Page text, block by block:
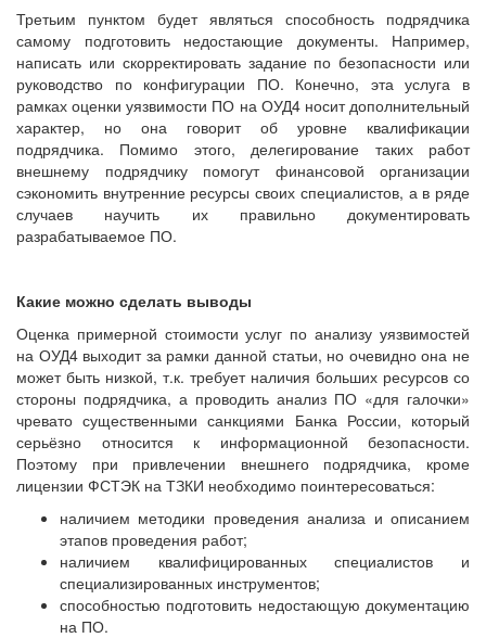
Третьим пунктом будет являться способность подрядчика
самому подготовить недостающие документы. Например,
написать или скорректировать задание по безопасности или
руководство по конфигурации ПО. Конечно, эта услуга в
рамках оценки уязвимости ПО на ОУД4 носит дополнительный
характер, но она говорит об уровне квалификации
подрядчика. Помимо этого, делегирование таких работ
внешнему подрядчику помогут финансовой организации
сэкономить внутренние ресурсы своих специалистов, а в ряде
случаев научить их правильно документировать
разрабатываемое ПО.
Какие можно сделать выводы
Оценка примерной стоимости услуг по анализу уязвимостей
на ОУД4 выходит за рамки данной статьи, но очевидно она не
может быть низкой, т.к. требует наличия больших ресурсов со
стороны подрядчика, а проводить анализ ПО «для галочки»
чревато существенными санкциями Банка России, который
серьёзно относится к информационной безопасности.
Поэтому при привлечении внешнего подрядчика, кроме
лицензии ФСТЭК на ТЗКИ необходимо поинтересоваться:
наличием методики проведения анализа и описанием
этапов проведения работ;
наличием квалифицированных специалистов и
специализированных инструментов;
способностью подготовить недостающую документацию
на ПО.